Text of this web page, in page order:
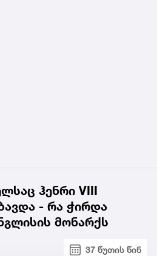
ჰენრი VIII
- რა ჭირდა
მონარქს
37 წუთის წინ